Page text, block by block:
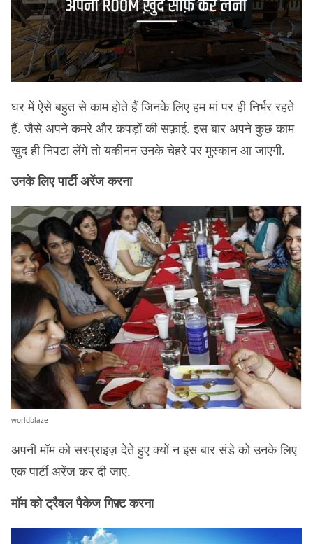
घर में ऐसे बहुत से काम होते हैं जिनके लिए हम मां पर ही निर्भर रहते
हैं. जैसे अपने कमरे और कपड़ों की सफ़ाई. इस बार अपने कुछ काम
ख़ुद ही निपटा लेंगे तो यकीनन उनके चेहरे पर मुस्कान आ जाएगी.
उनके लिए पार्टी अरेंज करना
worldblaze
अपनी मॉम को सरप्राइज़ देते हुए क्यों न इस बार संडे को उनके लिए
एक पार्टी अरेंज कर दी जाए.
मॉम को ट्रैवल पैकेज गिफ़्ट करना